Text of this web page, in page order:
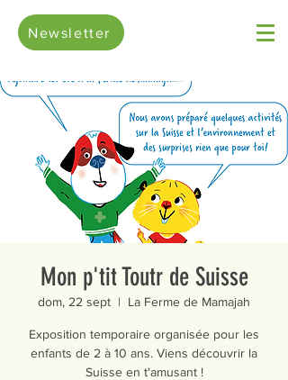
Newsletter
Mon p'tit Toutr de Suisse
dom, 22 sept
  |
La Ferme de Mamajah
Exposition temporaire organisée pour les
enfants de 2 à 10 ans. Viens découvrir la
Suisse en t'amusant !